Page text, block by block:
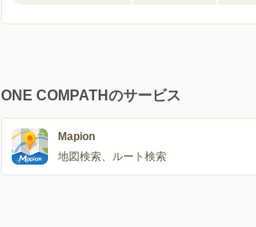
ONE COMPATHのサービス
Mapion
地図検索、ルート検索